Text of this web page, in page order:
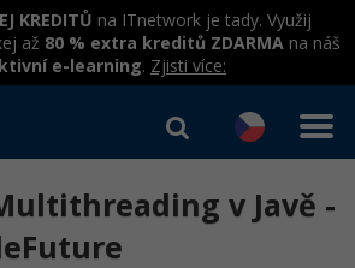
KREDITŮ na ITnetwork je tady. Využij
až 80 % extra kreditů ZDARMAna náš
e-learning. Zjisti více:
a kurzy
práce
v Javě -